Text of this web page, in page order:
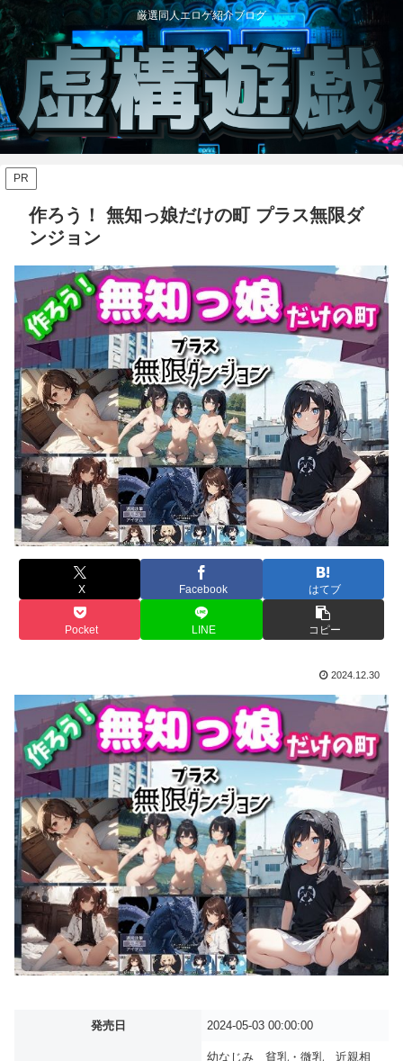
厳選同人エロゲ紹介ブログ
PR
作ろう！ 無知っ娘だけの町 プラス無限ダ
ンジョン
X Facebook はてブ
Pocket LINE コピー
2024.12.30
発売日 2024-05-03 00:00:00
幼なじみ 貧乳・微乳 近親相